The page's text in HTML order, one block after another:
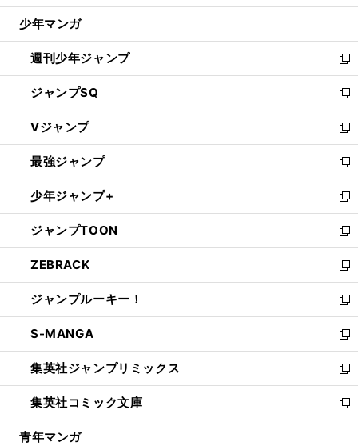
ウ
開
く
少年マンガ
週刊少年ジャンプ
新
し
い
ウ
ィ
ン
ド
ウ
で
開
く
ジャンプSQ
新
し
い
ウ
ィ
ン
ド
ウ
で
開
く
Vジャンプ
新
し
い
ウ
ィ
ン
ド
ウ
で
開
く
最強ジャンプ
新
し
い
ウ
ィ
ン
ド
ウ
で
開
く
少年ジャンプ+
新
し
い
ウ
ィ
ン
ド
ウ
で
開
く
ジャンプTOON
新
し
い
ウ
ィ
ン
ド
ウ
で
開
く
ZEBRACK
新
し
い
ウ
ィ
ン
ド
ウ
で
開
ジャンプルーキー！
新
し
い
ウ
ィ
ン
ド
ウ
S-MANGA
新
し
い
ウ
ィ
ン
集英社ジャンプリミックス
新
し
い
ウ
集英社コミック文庫
新
し
青年マンガ